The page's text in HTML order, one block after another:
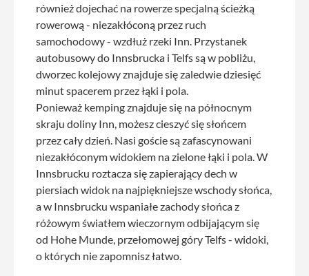
również dojechać na rowerze specjalną ścieżką
rowerową - niezakłóconą przez ruch
samochodowy - wzdłuż rzeki Inn. Przystanek
autobusowy do Innsbrucka i Telfs są w pobliżu,
dworzec kolejowy znajduje się zaledwie dziesięć
minut spacerem przez łąki i pola.
Ponieważ kemping znajduje się na północnym
skraju doliny Inn, możesz cieszyć się słońcem
przez cały dzień. Nasi goście są zafascynowani
niezakłóconym widokiem na zielone łąki i pola. W
Innsbrucku roztacza się zapierający dech w
piersiach widok na najpiękniejsze wschody słońca,
a w Innsbrucku wspaniałe zachody słońca z
różowym światłem wieczornym odbijającym się
od Hohe Munde, przełomowej góry Telfs - widoki,
o których nie zapomnisz łatwo.